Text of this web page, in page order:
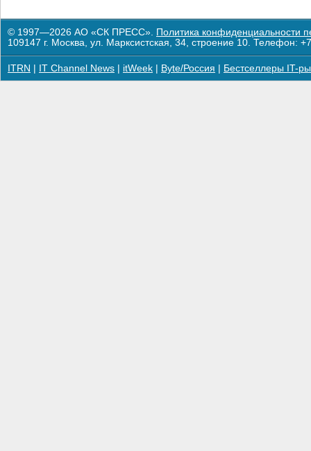
© 1997—2026 АО «СК ПРЕСС». Политика конфиденциальности
109147 г. Москва, ул. Марксистская, 34, строение 10. Телефон:
ITRN IT Channel News itWeek Byte/Россия Бестселлеры IT-